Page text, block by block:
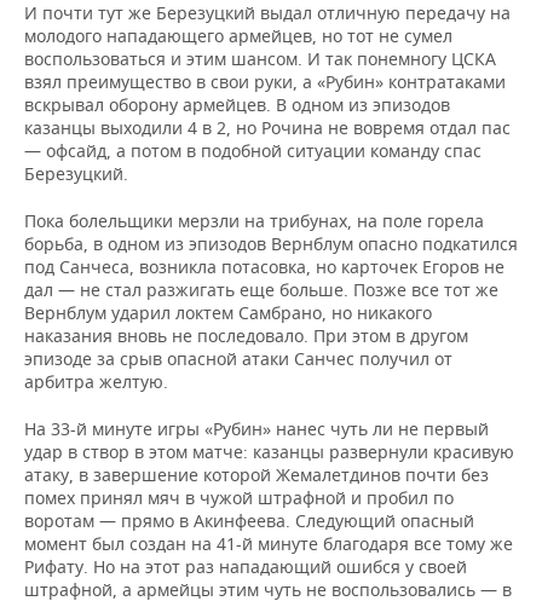
И почти тут же Березуцкий выдал отличную передачу на
молодого нападающего армейцев, но тот не сумел
воспользоваться и этим шансом. И так понемногу ЦСКА
взял преимущество в свои руки, а «Рубин» контратаками
вскрывал оборону армейцев. В одном из эпизодов
казанцы выходили 4 в 2, но Рочина не вовремя отдал пас
— офсайд, а потом в подобной ситуации команду спас
Березуцкий.
Пока болельщики мерзли на трибунах, на поле горела
борьба, в одном из эпизодов Вернблум опасно подкатился
под Санчеса, возникла потасовка, но карточек Егоров не
дал — не стал разжигать еще больше. Позже все тот же
Вернблум ударил локтем Самбрано, но никакого
наказания вновь не последовало. При этом в другом
эпизоде за срыв опасной атаки Санчес получил от
арбитра желтую.
На 33-й минуте игры «Рубин» нанес чуть ли не первый
удар в створ в этом матче: казанцы развернули красивую
атаку, в завершение которой Жемалетдинов почти без
помех принял мяч в чужой штрафной и пробил по
воротам — прямо в Акинфеева. Следующий опасный
момент был создан на 41-й минуте благодаря все тому же
Рифату. Но на этот раз нападающий ошибся у своей
штрафной, а армейцы этим чуть не воспользовались — в